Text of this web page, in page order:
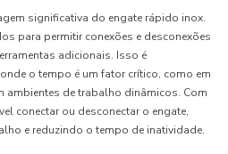
significativa do engate rápido inox.
para permitir conexões e desconexões
adicionais. Isso é
o tempo é um fator crítico, como em
ambientes de trabalho dinâmicos. Com
conectar ou desconectar o engate,
e reduzindo o tempo de inatividade.